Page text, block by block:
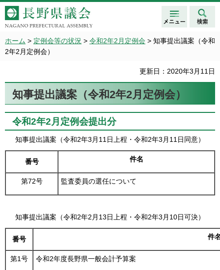
長野県議会 NAGANO
PREFECTURAL ASSEMBLY
メニュ
ー
検索
ホーム > 定例会等の状況 > 令和2年2月定例会 > 知事提出議案（令和
2年2月定例会）
更新日：2020年3月11日
知事提出議案（令和2年2月定例会）
令和2年2月定例会提出分
知事提出議案（令和2年3月11日上程・令和2年3月11日同意）
番号 件名
第72号 監査委員の選任について
知事提出議案（令和2年2月13日上程・令和2年3月10日可決）
番号 件
第1号 令和2年度長野県一般会計予算案